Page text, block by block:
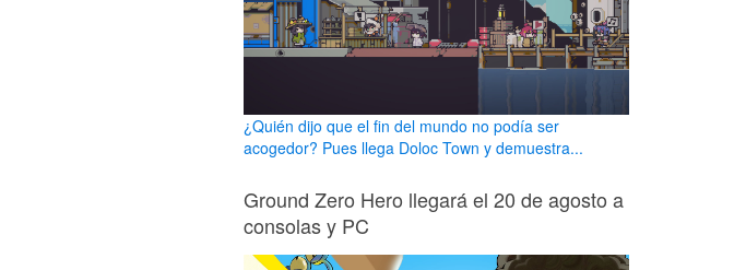
¿Quién dijo que el fin del mundo no podía ser
acogedor? Pues llega Doloc Town y demuestra...
Ground Zero Hero llegará el 20 de agosto a
consolas y PC